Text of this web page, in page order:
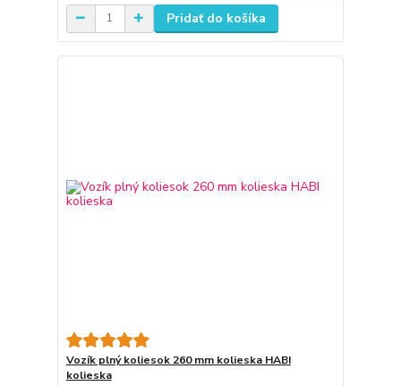
Pridať do košíka
Vozík plný koliesok 260 mm kolieska HABI
kolieska